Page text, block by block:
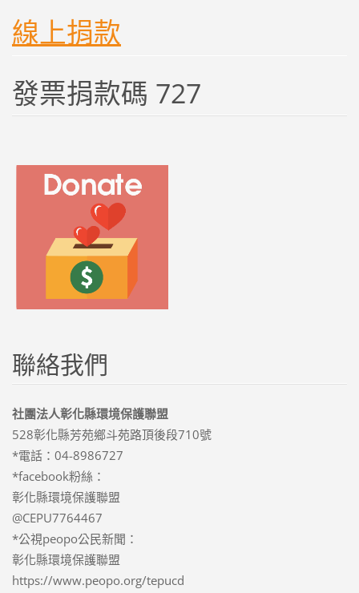
線上捐款
發票捐款碼 727
聯絡我們
社團法人彰化縣環境保護聯盟
528彰化縣芳苑鄉斗苑路頂後段710號
*電話：04-8986727
*facebook粉絲：
彰化縣環境保護聯盟
@CEPU7764467
*公視peopo公民新聞：
彰化縣環境保護聯盟
https://www.peopo.org/tepucd